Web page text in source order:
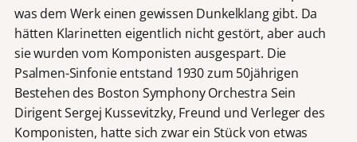
was dem Werk einen gewissen Dunkelklang gibt. Da
hätten Klarinetten eigentlich nicht gestört, aber auch
sie wurden vom Komponisten ausgespart. Die
Psalmen-Sinfonie entstand 1930 zum 50jährigen
Bestehen des Boston Symphony Orchestra Sein
Dirigent Sergej Kussevitzky, Freund und Verleger des
Komponisten, hatte sich zwar ein Stück von etwas